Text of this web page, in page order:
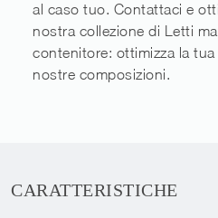
al caso tuo. Contattaci e
nostra collezione di Letti
contenitore: ottimizza la
nostre composizioni.
CARATTERISTICHE